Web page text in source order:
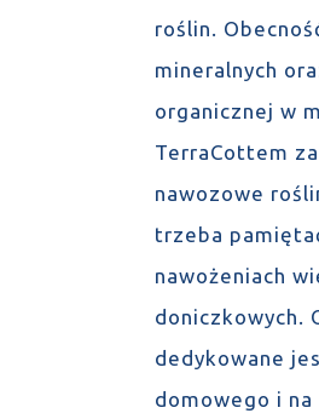
roślin.
mineralnych
organicznej w
TerraCottem
nawozowe
trzeba
nawożeniach
doniczkowych.
dedykowane
domowego i na